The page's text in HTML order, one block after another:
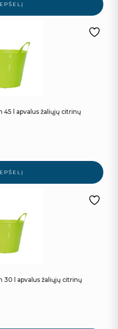
45 l apvalus žaliųjų citrinų
30 l apvalus žaliųjų citrinų